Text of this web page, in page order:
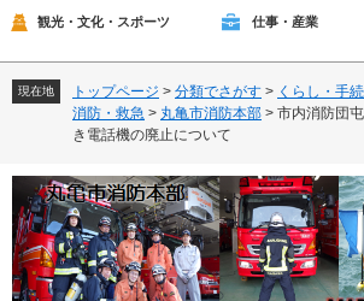
観光・文化・スポーツ 仕事・産業
現在地 トップページ > 分類でさがす > くらし・手
消防・救急 > 丸亀市消防本部 > 市内消防団
き電話機の廃止について